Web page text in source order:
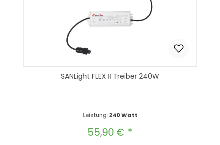
SANLight FLEX II Treiber 240W
Leistung: 240 Watt
Regulärer Preis:
55,90 €